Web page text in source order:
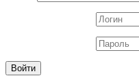
Войти